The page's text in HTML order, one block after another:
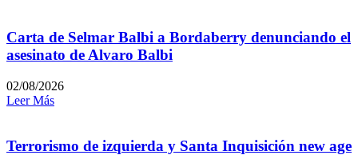
Carta de Selmar Balbi a Bordaberry denunciando el
asesinato de Alvaro Balbi
02/08/2026
Leer Más
Terrorismo de izquierda y Santa Inquisición new age